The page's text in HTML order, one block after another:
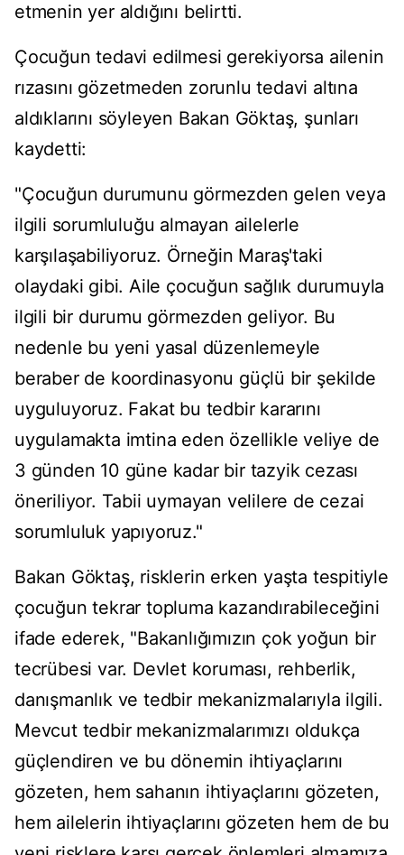
etmenin yer aldığını belirtti.
Çocuğun tedavi edilmesi gerekiyorsa ailenin
rızasını gözetmeden zorunlu tedavi altına
aldıklarını söyleyen Bakan Göktaş, şunları
kaydetti:
"Çocuğun durumunu görmezden gelen veya
ilgili sorumluluğu almayan ailelerle
karşılaşabiliyoruz. Örneğin Maraş'taki
olaydaki gibi. Aile çocuğun sağlık durumuyla
ilgili bir durumu görmezden geliyor. Bu
nedenle bu yeni yasal düzenlemeyle
beraber de koordinasyonu güçlü bir şekilde
uyguluyoruz. Fakat bu tedbir kararını
uygulamakta imtina eden özellikle veliye de
3 günden 10 güne kadar bir tazyik cezası
öneriliyor. Tabii uymayan velilere de cezai
sorumluluk yapıyoruz."
Bakan Göktaş, risklerin erken yaşta tespitiyle
çocuğun tekrar topluma kazandırabileceğini
ifade ederek, "Bakanlığımızın çok yoğun bir
tecrübesi var. Devlet koruması, rehberlik,
danışmanlık ve tedbir mekanizmalarıyla ilgili.
Mevcut tedbir mekanizmalarımızı oldukça
güçlendiren ve bu dönemin ihtiyaçlarını
gözeten, hem sahanın ihtiyaçlarını gözeten,
hem ailelerin ihtiyaçlarını gözeten hem de bu